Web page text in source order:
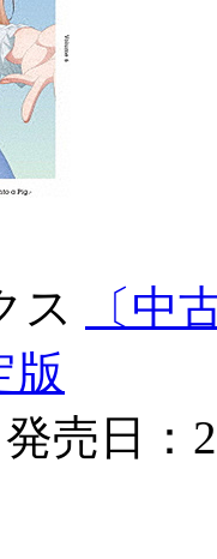
ス
〔中
版
発売日：